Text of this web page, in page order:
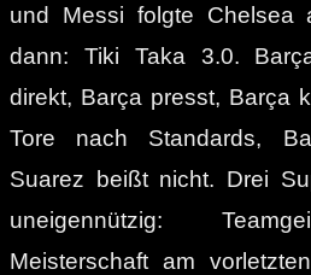
und Messi folgte Chelsea
dann: Tiki Taka 3.0.
direkt, Barça presst, Barça
Tore nach Standards,
Suarez beißt nicht. Drei
uneigennützig:
Meisterschaft am